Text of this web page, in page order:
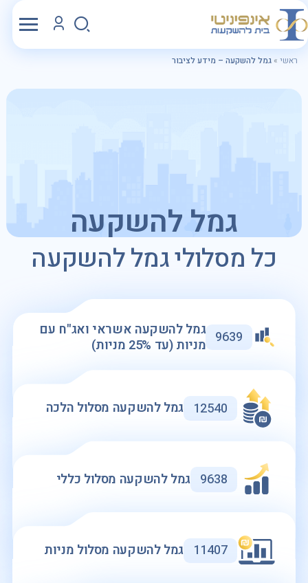
ראשי »גמל להשקעה – מידע לציבור
גמל להשקעה
כל מסלולי גמל להשקעה
9639 גמל להשקעה אשראי ואג"ח עם
מניות (עד 25% מניות)
12540 גמל להשקעה מסלול הלכה
9638 גמל להשקעה מסלול כללי
11407 גמל להשקעה מסלול מניות